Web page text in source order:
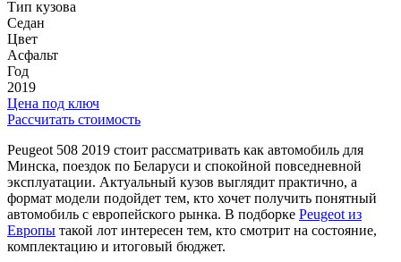
Тип кузова
Седан
Цвет
Асфальт
Год
2019
Цена под ключ
Рассчитать стоимость
Peugeot 508 2019 стоит рассматривать как автомобиль для
Минска, поездок по Беларуси и спокойной повседневной
эксплуатации. Актуальный кузов выглядит практично, а
формат модели подойдет тем, кто хочет получить понятный
автомобиль с европейского рынка. В подборке Peugeot из
Европы такой лот интересен тем, кто смотрит на состояние,
комплектацию и итоговый бюджет.